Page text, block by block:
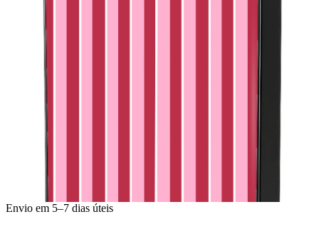
Envio em 5–7 dias úteis